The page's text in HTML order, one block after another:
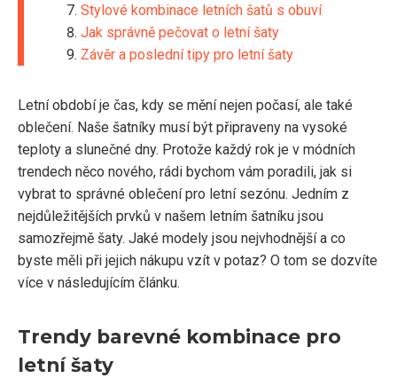
Stylové kombinace letních šatů s obuví
Jak správně pečovat o letní šaty
Závěr a poslední tipy pro letní šaty
Letní období je čas, kdy se mění nejen počasí, ale také
oblečení. Naše šatníky musí být připraveny na vysoké
teploty a slunečné dny. Protože každý rok je v módních
trendech něco nového, rádi bychom vám poradili, jak si
vybrat to správné oblečení pro letní sezónu. Jedním z
nejdůležitějších prvků v našem letním šatníku jsou
samozřejmě šaty. Jaké modely jsou nejvhodnější a co
byste měli při jejich nákupu vzít v potaz? O tom se dozvíte
více v následujícím článku.
Trendy barevné kombinace pro
letní šaty